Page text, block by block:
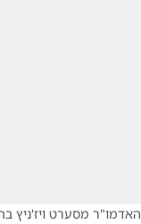
האדמו"ר מסערט ויז'ניץ